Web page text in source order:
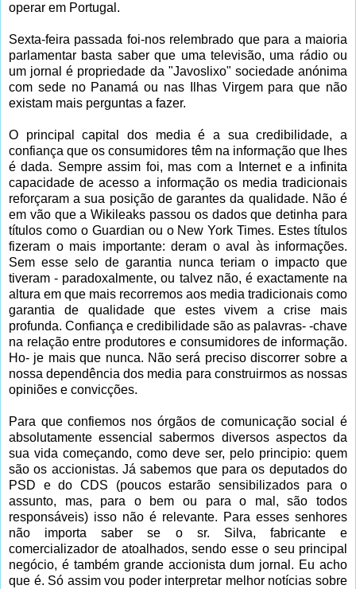
operar em Portugal.
Sexta-feira passada foi-nos relembrado que para a maioria
parlamentar basta saber que uma televisão, uma rádio ou
um jornal é propriedade da "Javoslixo" sociedade anónima
com sede no Panamá ou nas Ilhas Virgem para que não
existam mais perguntas a fazer.
O principal capital dos media é a sua credibilidade, a
confiança que os consumidores têm na informação que lhes
é dada. Sempre assim foi, mas com a Internet e a infinita
capacidade de acesso a informação os media tradicionais
reforçaram a sua posição de garantes da qualidade. Não é
em vão que a Wikileaks passou os dados que detinha para
títulos como o Guardian ou o New York Times. Estes títulos
fizeram o mais importante: deram o aval às informações.
Sem esse selo de garantia nunca teriam o impacto que
tiveram - paradoxalmente, ou talvez não, é exactamente na
altura em que mais recorremos aos media tradicionais como
garantia de qualidade que estes vivem a crise mais
profunda. Confiança e credibilidade são as palavras- -chave
na relação entre produtores e consumidores de informação.
Ho- je mais que nunca. Não será preciso discorrer sobre a
nossa dependência dos media para construirmos as nossas
opiniões e convicções.
Para que confiemos nos órgãos de comunicação social é
absolutamente essencial sabermos diversos aspectos da
sua vida começando, como deve ser, pelo principio: quem
são os accionistas. Já sabemos que para os deputados do
PSD e do CDS (poucos estarão sensibilizados para o
assunto, mas, para o bem ou para o mal, são todos
responsáveis) isso não é relevante. Para esses senhores
não importa saber se o sr. Silva, fabricante e
comercializador de atoalhados, sendo esse o seu principal
negócio, é também grande accionista dum jornal. Eu acho
que é. Só assim vou poder interpretar melhor notícias sobre